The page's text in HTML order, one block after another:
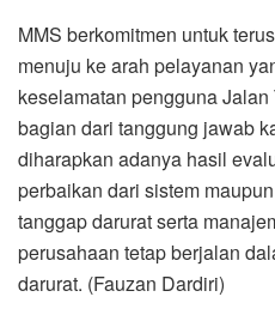
MMS berkomitmen untuk
menuju ke arah pelayanan
keselamatan pengguna
bagian dari tanggung jawab
diharapkan adanya hasil
perbaikan dari sistem
tanggap darurat serta
perusahaan tetap berjalan
darurat. (Fauzan Dardiri)